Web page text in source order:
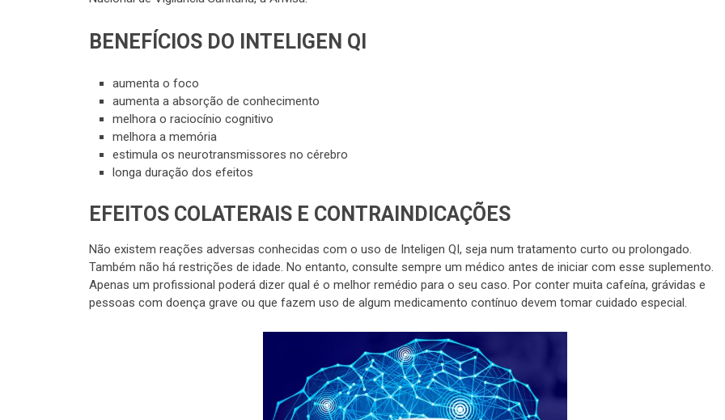
BENEFÍCIOS DO INTELIGEN QI
aumenta o foco
aumenta a absorção de conhecimento
melhora o raciocínio cognitivo
melhora a memória
estimula os neurotransmissores no cérebro
longa duração dos efeitos
EFEITOS COLATERAIS E CONTRAINDICAÇÕES
Não existem reações adversas conhecidas com o uso de Inteligen QI, seja num tratamento curto ou prolongado.
Também não há restrições de idade. No entanto, consulte sempre um médico antes de iniciar com esse suplemento.
Apenas um profissional poderá dizer qual é o melhor remédio para o seu caso. Por conter muita cafeína, grávidas e
pessoas com doença grave ou que fazem uso de algum medicamento contínuo devem tomar cuidado especial.